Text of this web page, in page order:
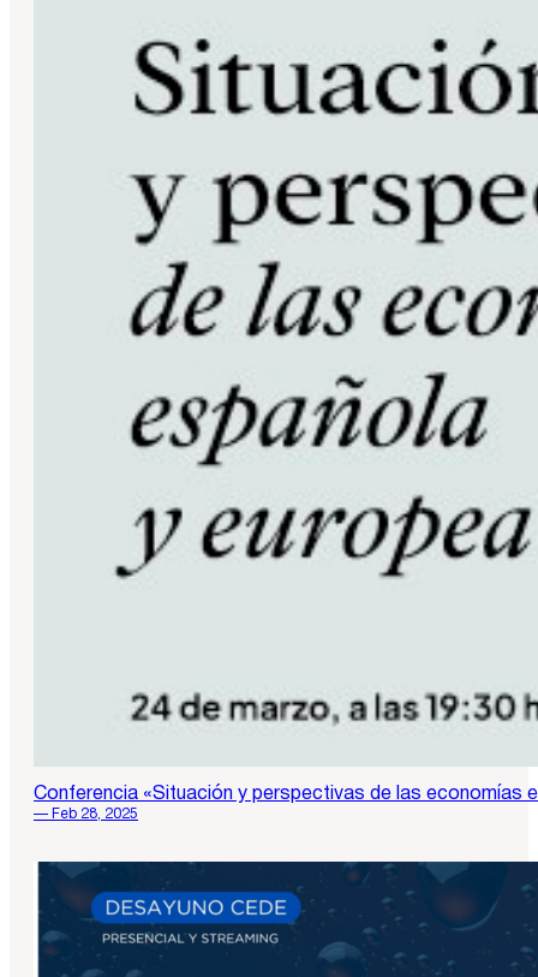
Conferencia «Situación y perspectivas de las economías
— Feb 28, 2025